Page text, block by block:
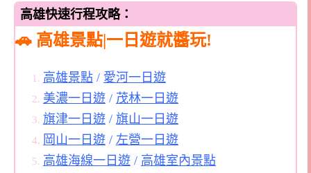
高雄快速行程攻略：
🚗 高雄景點|一日遊就醬玩!
高雄景點 / 愛河一日遊
美濃一日遊 / 茂林一日遊
旗津一日遊 / 旗山一日遊
岡山一日遊 / 左營一日遊
高雄海線一日遊 / 高雄室內景點